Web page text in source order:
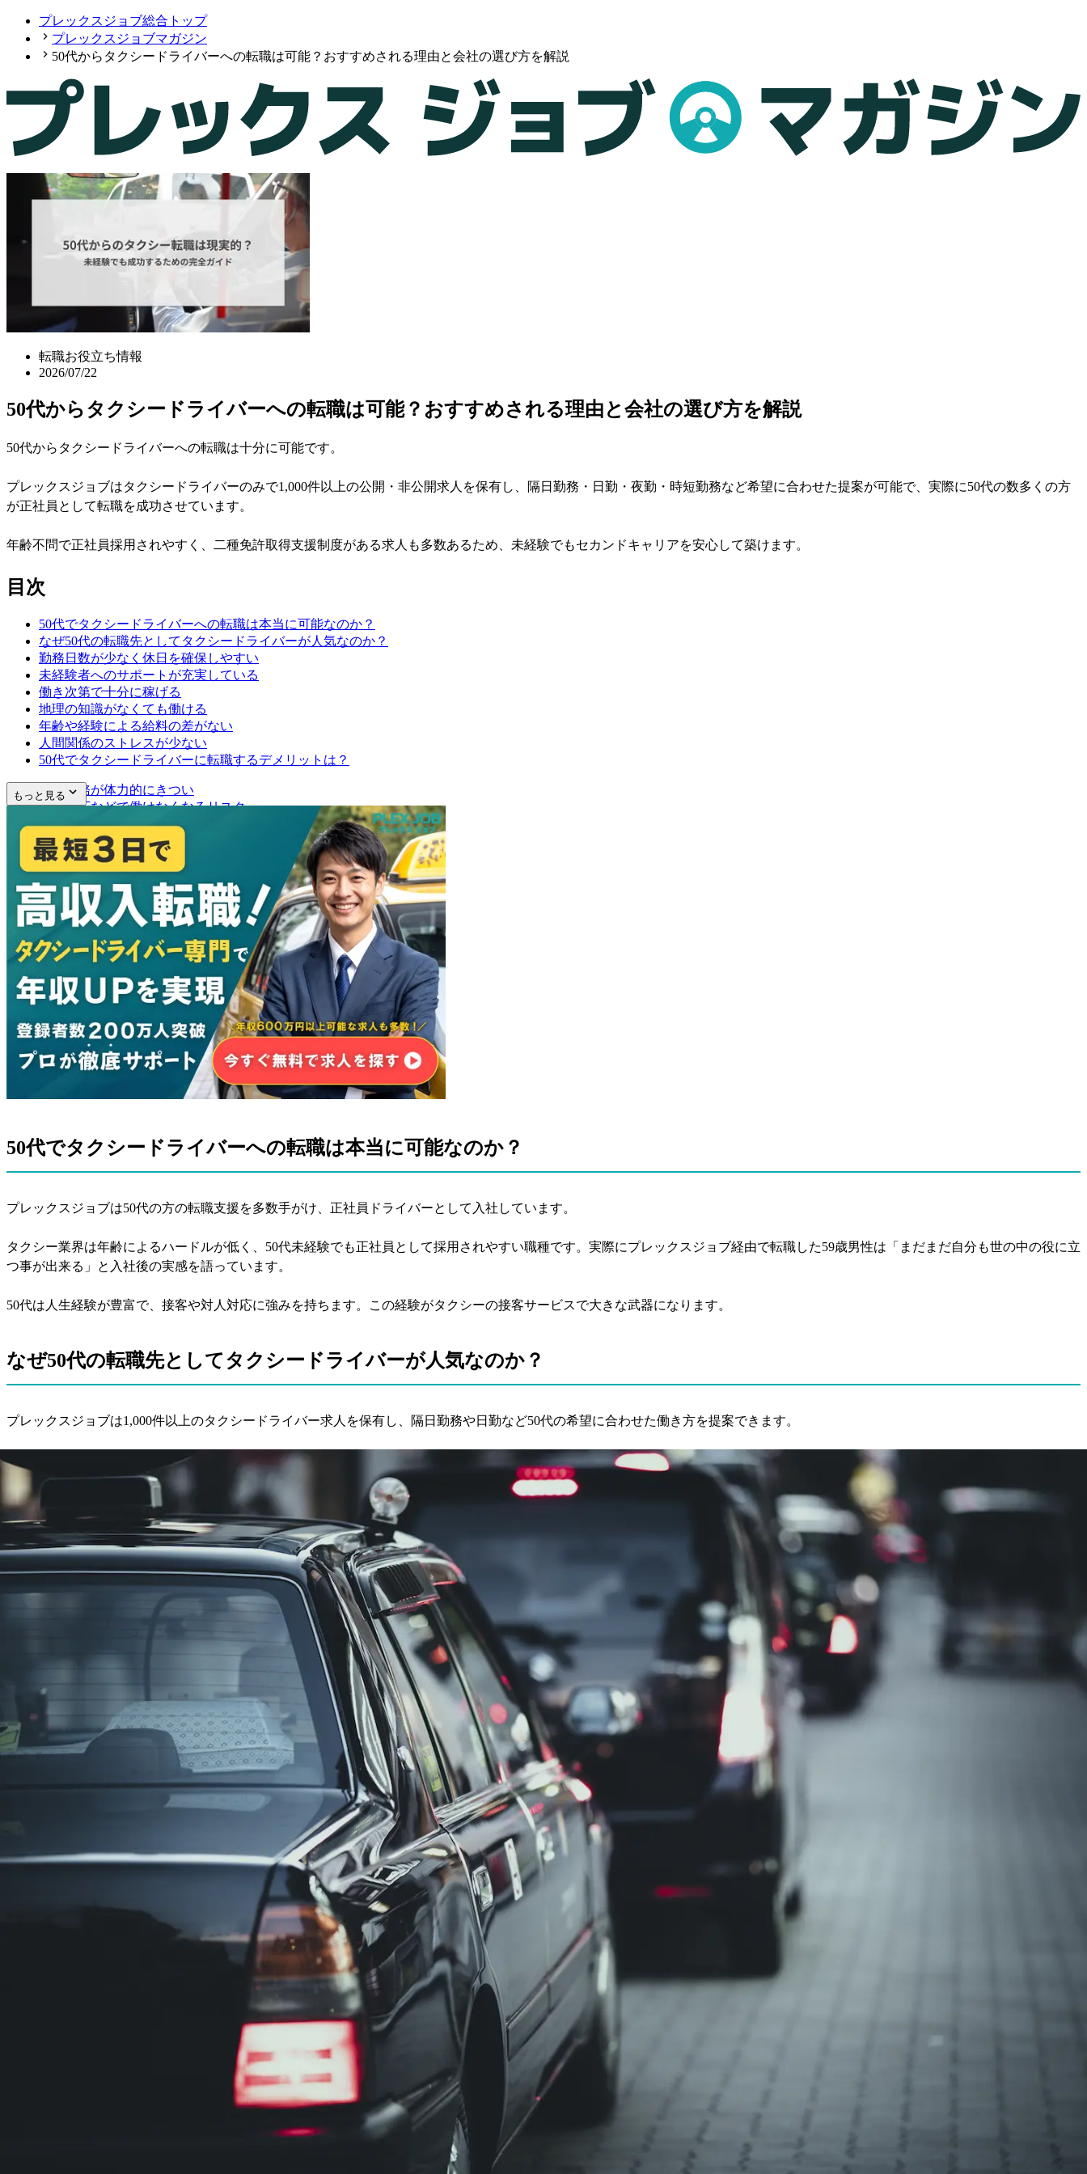
プレックスジョブ総合トップ
プレックスジョブマガジン
50代からタクシードライバーへの転職は可能？おすすめされる理由と会社の選び方を解説
転職お役立ち情報
2026/07/22
50代からタクシードライバーへの転職は可能？おすすめされる理由と会社の選び方を解説
50代からタクシードライバーへの転職は十分に可能です。
プレックスジョブはタクシードライバーのみで1,000件以上の公開・非公開求人を保有し、隔日勤務・日勤・夜勤・時短勤務など希望に合わせた提案が可能で、実際に50代の数多くの方
が正社員として転職を成功させています。
年齢不問で正社員採用されやすく、二種免許取得支援制度がある求人も多数あるため、未経験でもセカンドキャリアを安心して築けます。
目次
50代でタクシードライバーへの転職は本当に可能なのか？
なぜ50代の転職先としてタクシードライバーが人気なのか？
勤務日数が少なく休日を確保しやすい
未経験者へのサポートが充実している
働き次第で十分に稼げる
地理の知識がなくても働ける
年齢や経験による給料の差がない
人間関係のストレスが少ない
50代でタクシードライバーに転職するデメリットは？
隔日勤務が体力的にきつい
視力低下などで働けなくなるリスク
50代から転職できるタクシードライバーの種類は？
一般タクシードライバー
ハイヤードライバー
介護タクシードライバー
50代で転職する際のタクシー会社の選び方は？
50代未経験の転職がタクシー業界で歓迎される理由は？
プレックスジョブが50代のタクシー転職に強い理由は？
他社サービスとの比較でプレックスジョブはどう違う？
プレックスジョブで転職した50代ドライバーの声
よくある質問（FAQ）
50代未経験でもタクシードライバーになれますか？
二種免許は自分で取得する必要がありますか？
隔日勤務は50代でもきつくないですか？
地理に詳しくなくても働けますか？
プレックスジョブの利用に料金はかかりますか？
まとめ｜50代のタクシー転職を成功させる決め手
もっと見る
50代でタクシードライバーへの転職は本当に可能なのか？
プレックスジョブは50代の方の転職支援を多数手がけ、正社員ドライバーとして入社しています。
タクシー業界は年齢によるハードルが低く、50代未経験でも正社員として採用されやすい職種です。実際にプレックスジョブ経由で転職した59歳男性は「まだまだ自分も世の中の役に立
つ事が出来る」と入社後の実感を語っています。
50代は人生経験が豊富で、接客や対人対応に強みを持ちます。この経験がタクシーの接客サービスで大きな武器になります。
なぜ50代の転職先としてタクシードライバーが人気なのか？
プレックスジョブは1,000件以上のタクシードライバー求人を保有し、隔日勤務や日勤など50代の希望に合わせた働き方を提案できます。
タクシードライバーは年齢を重ねても長く働ける職種であり、体力や目的に応じた勤務形態を選べる点が50代に支持されています。
勤務日数が少なく休日を確保しやすい
隔日勤務では月間の勤務日数が11〜12日程度に抑えられます。1回の勤務時間は長いものの、明け休みを含めると自由な時間を確保しやすい働き方です。
未経験者へのサポートが充実している
多くのタクシー会社では二種免許の取得費用を全額負担します。プレックスジョブは二種免許取得支援制度がある求人を多数保有しており、未経験からのスタートを後押しします。
働き次第で十分に稼げる
歩合を含む給与体系のため、自分の頑張りが収入に直結します。プレックスジョブ経由で入社した55歳男性は「自分の頑張り次第で給料が決まる事」を入社の決め手に挙げています。
地理の知識がなくても働ける
カーナビやタクシー配車アプリの普及により、地理に不慣れでも業務を遂行できます。研修制度で道の覚え方も学べるため、未経験者でも安心です。
年齢や経験による給料の差がない
タクシードライバーの給与は前職や年齢ではなく、乗車実績や売上で決まります。50代の後発スタートでも公平に評価される仕組みです。
業務の多くは車内で完結する独立性の高い仕事です。前職の人間関係に悩んでいた方でも、対人ストレスの少ない環境で働けます。
50代でタクシードライバーに転職するデメリットは？